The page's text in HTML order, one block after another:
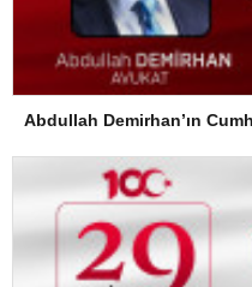
Abdullah Demirhan’ın